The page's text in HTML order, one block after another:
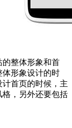
整体形象和首
形象设计的时
首页的时候，主
，另外还要包括